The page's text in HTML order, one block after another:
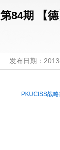
第84期 【
发布日期：
PKUCISS战